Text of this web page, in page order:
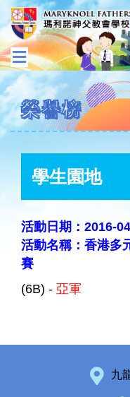
榮譽榜
學生園地
活動日期：2016-
活動名稱：香港多
賽
(6B) - 亞軍
九